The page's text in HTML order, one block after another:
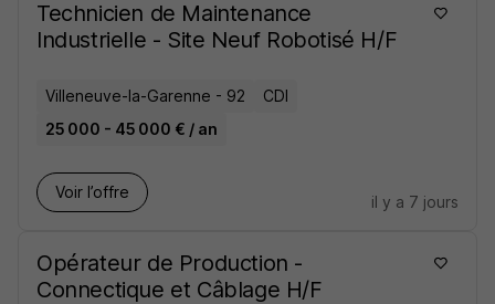
Technicien de Maintenance
Industrielle - Site Neuf Robotisé H/F
Villeneuve-la-Garenne - 92
CDI
25 000 - 45 000 € / an
Voir l’offre
il y a 7 jours
Opérateur de Production -
Connectique et Câblage H/F